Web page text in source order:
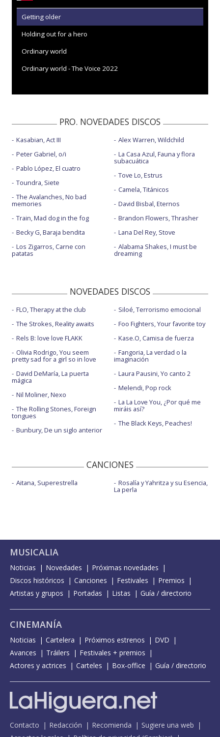
Getting older
Holding out for a hero
Ordinary world
Ordinary world - The Voice 2022
PRO. NOVEDADES DISCOS
Kasabian, Act III
Peter Gabriel, o/i
Pablo López, El cuatro
Toundra, Siete
The Avalanches, No bad
memories
Train, Mad dog in the fog
Becky G, Baraja bendita
Los Zigarros, Carne con
patatas
Alex Warren, Wildchild
La Casa Azul, Fauna y flora
subacuática
Tove Lo, Estrus
Camela, Titánicos
David Bisbal, Eternos
Brandon Flowers, Thrasher
Lana Del Rey, Stove
Alabama Shakes, I must be
dreaming
NOVEDADES DISCOS
FLO, Therapy at the club
The Strokes, Reality awaits
Rels B: love love FLAKK
Olivia Rodrigo, You seem
pretty sad for a girl so in love
David DeMaría, La puerta
mágica
Nil Moliner, Nexo
The Rolling Stones, Foreign
tongues
Bunbury, De un siglo anterior
Siloé, Terrorismo emocional
Foo Fighters, Your favorite toy
Kase.O, Camisa de fuerza
Fangoria, La verdad o la
imaginación
Laura Pausini, Yo canto 2
Melendi, Pop rock
La La Love You, ¿Por qué me
miráis así?
The Black Keys, Peaches!
CANCIONES
Aitana, Superestrella Rosalía y Yahritza y su Esencia,
La perla
MUSICALIA
Noticias Novedades
Próximas novedades
Discos históricos
Canciones Festivales
Premios
Artistas y grupos
Portadas Listas Guía / directorio
CINEMANÍA
Noticias Cartelera Próximos estrenos
DVD
Avances
Tráilers
Festivales + premios
Actores y actrices
Carteles Box-office Guía / directorio
Contacto Redacción Recomienda
Sugiere una web